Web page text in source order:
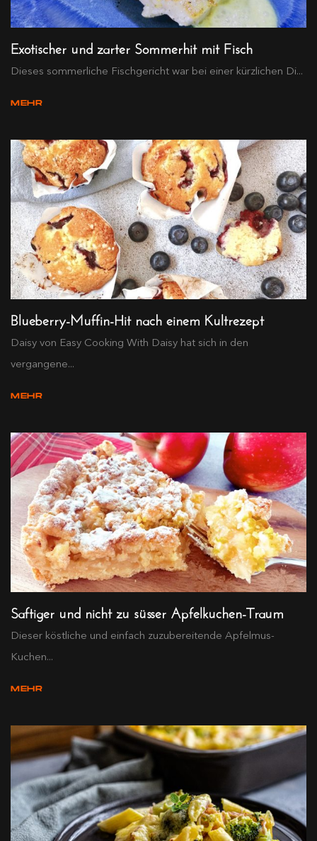
Exotischer und zarter Sommerhit mit Fisch
Dieses sommerliche Fischgericht war bei einer kürzlichen Di...
MEHR
Blueberry-Muffin-Hit nach einem Kultrezept
Daisy von Easy Cooking With Daisy hat sich in den
vergangene...
MEHR
Saftiger und nicht zu süsser Apfelkuchen-Traum
Dieser köstliche und einfach zuzubereitende Apfelmus-
Kuchen...
MEHR